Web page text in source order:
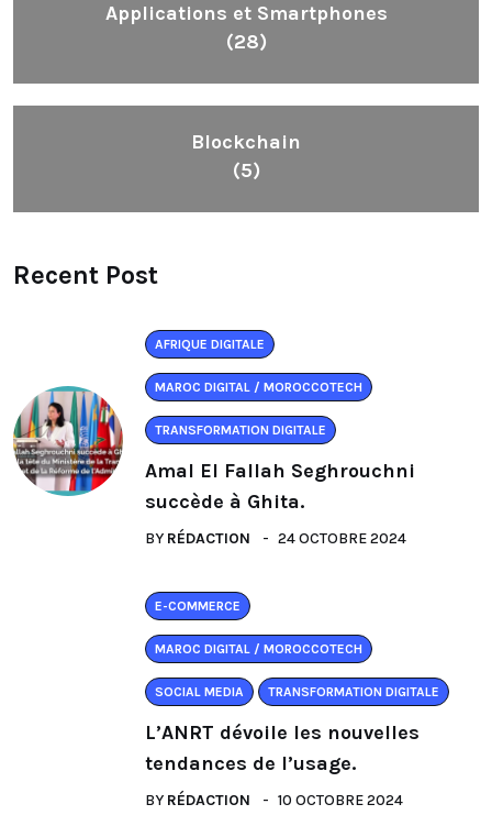
Applications et Smartphones
(28)
Blockchain
(5)
Recent Post
AFRIQUE DIGITALE
MAROC DIGITAL / MOROCCOTECH
TRANSFORMATION DIGITALE
Amal El Fallah Seghrouchni
succède à Ghita.
BY RÉDACTION 24 OCTOBRE 2024
E-COMMERCE
MAROC DIGITAL / MOROCCOTECH
SOCIAL MEDIA TRANSFORMATION DIGITALE
L’ANRT dévoile les nouvelles
tendances de l’usage.
BY RÉDACTION 10 OCTOBRE 2024